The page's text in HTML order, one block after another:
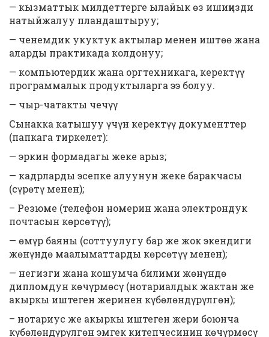
— кызматтык милдеттерге ылайык өз ишиңизди
натыйжалуу пландаштыруу;
— ченемдик укуктук актылар менен иштөө жана
аларды практикада колдонуу;
— компьютердик жана оргтехникага, керектүү
программалык продуктыларга ээ болуу.
— чыр-чатакты чечүү
Сынакка катышуу үчүн керектүү документтер
(папкага тиркелет):
— эркин формадагы жеке арыз;
— кадрларды эсепке алуунун жеке баракчасы
(сүрөтү менен);
– Резюме (телефон номерин жана электрондук
почтасын көрсөтүү);
— өмүр баяны (соттуулугу бар же жок экендиги
жөнүндө маалыматтарды көрсөтүү менен);
— негизги жана кошумча билими жөнүндө
дипломдун көчүрмөсү (нотариалдык жактан же
акыркы иштеген жеринен күбөлөндүрүлгөн);
– нотариус же акыркы иштеген жери боюнча
күбөлөндүрүлгөн эмгек китепчесинин көчүрмөсү